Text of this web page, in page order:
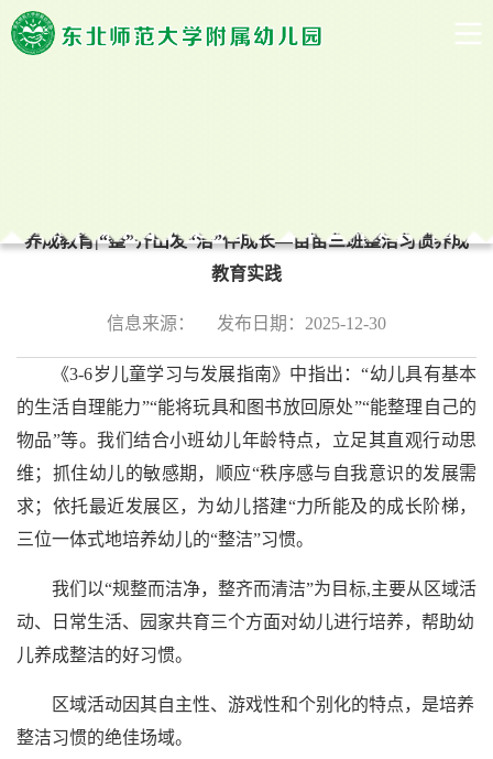
养成教育|“整”齐出发“洁”伴成长—苗苗三班整洁习惯养成
教育实践
信息来源： 发布日期：2025-12-30
《3-6岁儿童学习与发展指南》中指出 ：“幼儿具有基本
的生活自理能力”“能将玩具和图书放回原处”“能整理自己的
物品”等。我们结合小班幼儿年龄特点，立足其直观行动思
维；抓住幼儿的敏感期，顺应“秩序感与自我意识的发展需
求；依托最近发展区，为幼儿搭建“力所能及的成长阶梯，
三位一体式地培养幼儿的“整洁”习惯。
我们 以“规整而洁净，整齐而清洁”为目标,主要从区域活
动、日常生活、园家共育三个方面对幼儿进行培养，帮助幼
儿养成整洁的好习惯。
区域活动因其自主性、游戏性和个别化的特点，是培养
整洁习惯的绝佳场域。